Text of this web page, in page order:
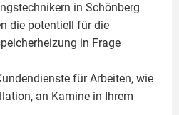
in Schönberg
die potentiell für die
in Frage
für Arbeiten, wie
an Kamine in Ihrem